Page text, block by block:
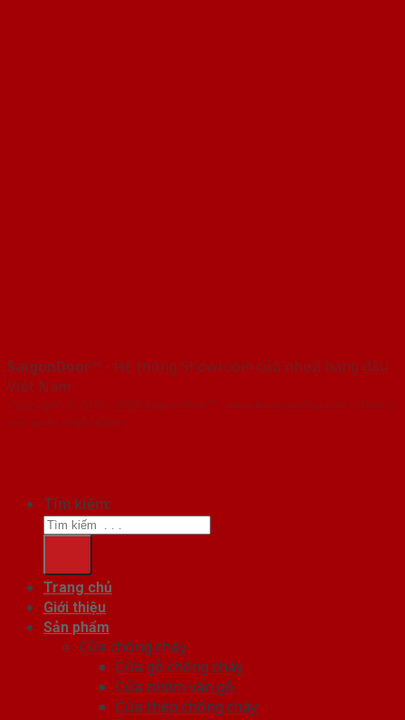
SaigonDoor™ - Hệ thống Showroom cửa nhựa hàng đầu
Việt Nam
Copyright ⓒ 2016 – 2026 SaigonDoor™ - www.bancuanhua.com | Đơn vị
chủ quản SaigonDoor
Tìm kiếm:
Trang chủ
Giới thiệu
Sản phẩm
Cửa chống cháy
Cửa gỗ chống cháy
Cửa nhôm vân gỗ
Cửa thép chống cháy